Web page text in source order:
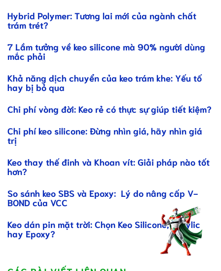
Hybrid Polymer: Tương lai mới của ngành chất
trám trét?
7 Lầm tưởng về keo silicone mà 90% người dùng
mắc phải
Khả năng dịch chuyển của keo trám khe: Yếu tố
hay bị bỏ qua
Chi phí vòng đời: Keo rẻ có thực sự giúp tiết kiệm?
Chi phí keo silicone: Đừng nhìn giá, hãy nhìn giá
trị
Keo thay thế đinh và Khoan vít: Giải pháp nào tốt
hơn?
So sánh keo SBS và Epoxy: Lý do nâng cấp V-
BOND của VCC
Keo dán pin mặt trời: Chọn Keo Silicone, Acrylic
hay Epoxy?